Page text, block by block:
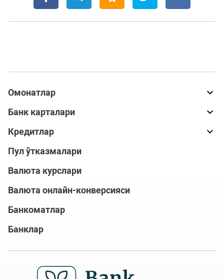
Омонатлар
Банк карталари
Кредитлар
Пул ўтказмалари
Валюта курслари
Валюта онлайн-конверсияси
Банкоматлар
Банклар